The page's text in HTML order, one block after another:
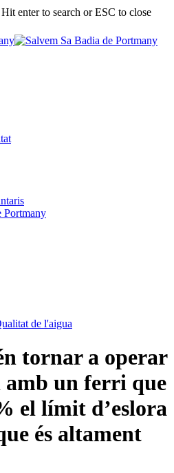
Hit enter to search or ESC to close
Portmany
de l'aigua
tornar a operar
amb un ferri que
el límit d’eslora
és altament